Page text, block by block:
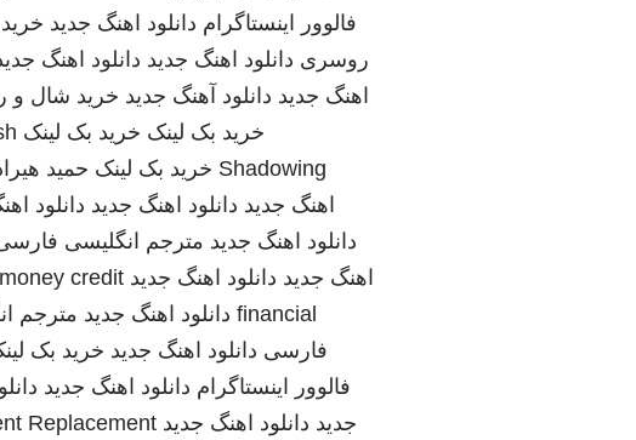
فالوور اینستاگرام دانلود اهنگ جدید
روسری دانلود اهنگ جدید دانلود اهنگ
اهنگ جدید دانلود آهنگ جدید خرید شال و
خرید بک لینک خرید بک لینک
Shadowing خرید بک لینک حمید
اهنگ جدید دانلود اهنگ جدید دانلود
دانلود اهنگ جدید مترجم انگلیسی
اهنگ جدید دانلود اهنگ جدید credit
financial دانلود اهنگ جدید مترجم
فارسی دانلود اهنگ جدید خرید بک
فالوور اینستاگرام دانلود اهنگ جدید
جدید دانلود اهنگ جدید Replacement